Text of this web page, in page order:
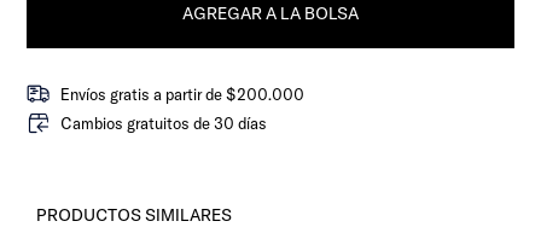
AGREGAR A LA BOLSA
Envíos gratis a partir de $200.000
Cambios gratuitos de 30 días
PRODUCTOS SIMILARES